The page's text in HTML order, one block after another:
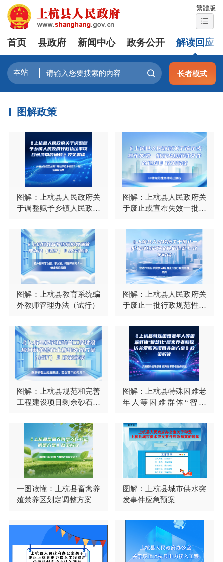
繁體版
首页 县政府 新闻中心 政务公开 解读回应
长者模式
图解政策
图解：上杭县人民政府关
于调整赋予乡镇人民政府
通知
图解：上杭县人民政府关
于废止或宣布失效一批行
图解：上杭县教育系统编
外教师管理办法（试行）
图解：上杭县人民政府关
于废止一批行政规范性文
图解：上杭县规范和完善
工程建设项目剩余砂石土
图解：上杭县特殊困难老
年人等困难群体“智慧
服务项目实施方案
一图读懂：上杭县畜禽养
殖禁养区划定调整方案
图解：上杭县城市供水突
发事件应急预案